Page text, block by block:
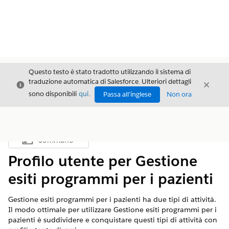
Chiudi
Questo testo è stato tradotto utilizzando il sistema di
traduzione automatica di Salesforce. Ulteriori dettagli
sono disponibili qui. Passa all'inglese Non ora
Chiudi
Mostra sommario
Sommario
Profilo utente per Gestione
esiti programmi per i pazienti
Gestione esiti programmi per i pazienti ha due tipi di attività.
Il modo ottimale per utilizzare Gestione esiti programmi per i
pazienti è suddividere e conquistare questi tipi di attività con